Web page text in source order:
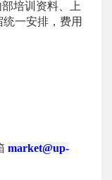
部培训资料、上
统一安排，费用
market@up-